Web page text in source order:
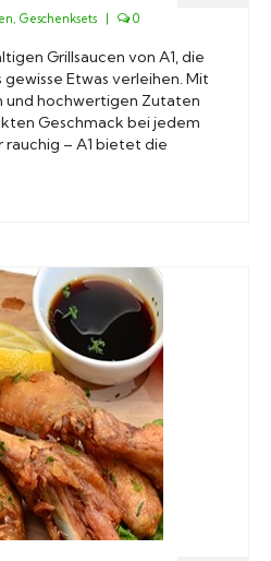
, Geschenksets | 0
Grillsaucen von A1, die
Etwas verleihen. Mit
und hochwertigen Zutaten
Geschmack bei jedem
rauchig – A1 bietet die